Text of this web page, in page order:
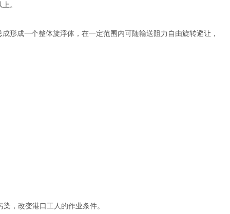
。
成一个整体旋浮体，在一定范围内可随输送阻力自由旋转避让，
，改变港口工人的作业条件。